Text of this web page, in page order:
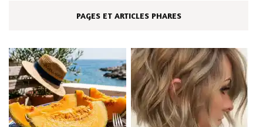
PAGES ET ARTICLES PHARES